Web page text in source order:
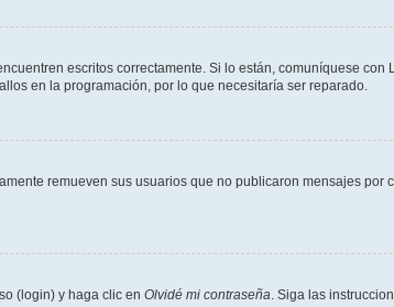
escritos correctamente. Si lo están, comuníquese con
en la programación, por lo que necesitaría ser reparado.
remueven sus usuarios que no publicaron mensajes por
(login) y haga clic en Olvidé mi contraseña . Siga las